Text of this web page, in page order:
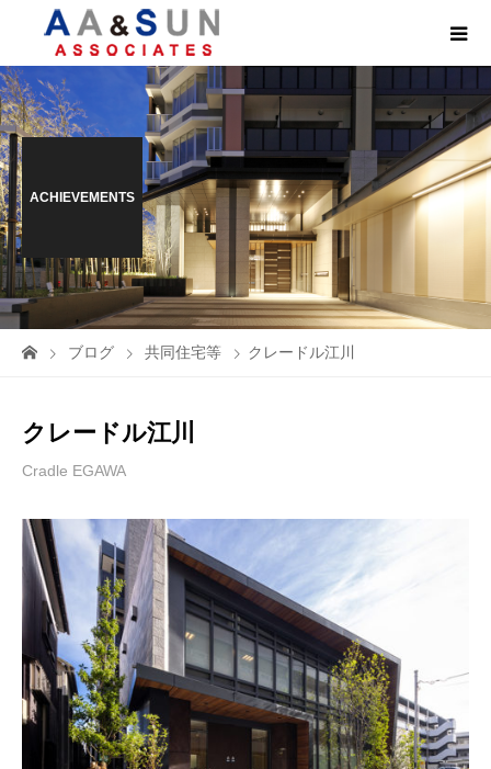
ACHIEVEMENTS
ブログ 共同住宅等 クレードル江川
クレードル江川
Cradle EGAWA